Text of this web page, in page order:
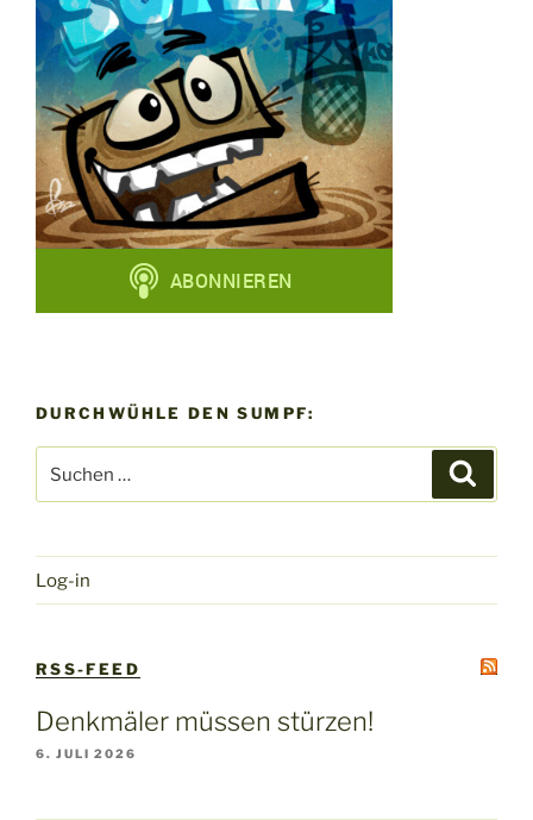
DURCHWÜHLE DEN SUMPF:
nach:
Log-in
RSS-FEED
Denkmäler müssen stürzen!
6. JULI 2026